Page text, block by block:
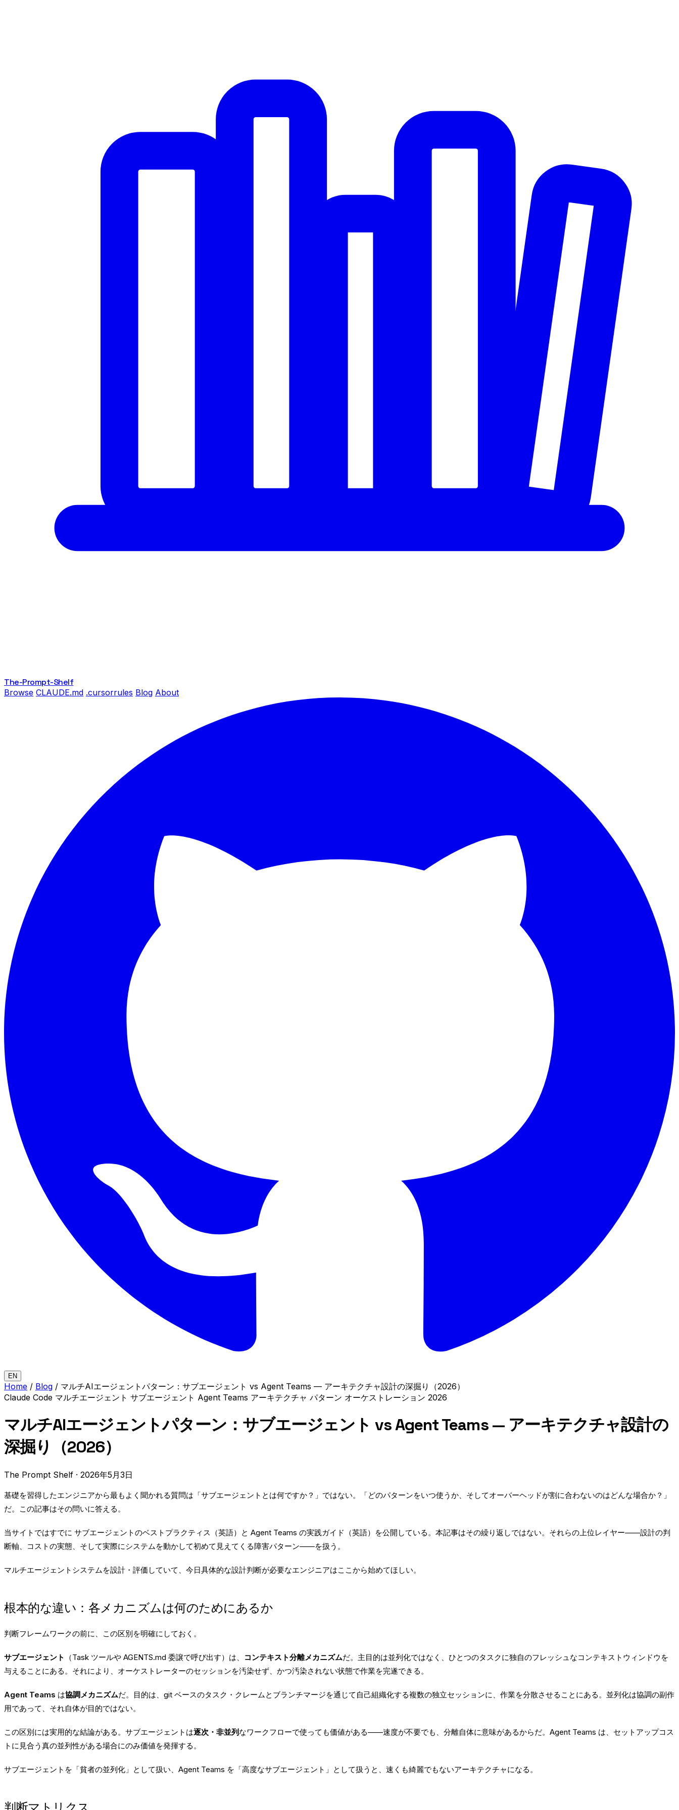
The-Prompt-Shelf
Browse CLAUDE.md .cursorrules Blog About
EN
Home / Blog / マルチAIエージェントパターン：サブエージェント vs Agent Teams — アーキテクチャ設計の深掘り（2026）
Claude Code マルチエージェント サブエージェント Agent Teams アーキテクチャ パターン オーケストレーション 2026
マルチAIエージェントパターン：サブエージェント vs Agent Teams — アーキテクチャ設計の
深掘り（2026）
The Prompt Shelf · 2026年5月3日
基礎を習得したエンジニアから最もよく聞かれる質問は「サブエージェントとは何ですか？」ではない。「どのパターンをいつ使うか、そしてオーバーヘッドが割に合わないのはどんな場合か？」
だ。この記事はその問いに答える。
当サイトではすでに サブエージェントのベストプラクティス （英語）と Agent Teams の実践ガイド （英語）を公開している。本記事はその繰り返しではない。それらの上位レイヤー——設計の判
断軸、コストの実態、そして実際にシステムを動かして初めて見えてくる障害パターン——を扱う。
マルチエージェントシステムを設計・評価していて、今日具体的な設計判断が必要なエンジニアはここから始めてほしい。
根本的な違い：各メカニズムは何のためにあるか
判断フレームワークの前に、この区別を明確にしておく。
サブエージェント （Task ツールや AGENTS.md 委譲で呼び出す）は、 コンテキスト分離メカニズムだ。主目的は並列化ではなく、ひとつのタスクに独自のフレッシュなコンテキストウィンドウを
与えることにある。それにより、オーケストレーターのセッションを汚染せず、かつ汚染されない状態で作業を完遂できる。
Agent Teams は協調メカニズムだ。目的は、git ベースのタスク・クレームとブランチマージを通じて自己組織化する複数の独立セッションに、作業を分散させることにある。並列化は協調の副作
用であって、それ自体が目的ではない。
この区別には実用的な結論がある。サブエージェントは逐次・非並列なワークフローで使っても価値がある——速度が不要でも、分離自体に意味があるからだ。Agent Teams は、セットアップコス
トに見合う真の並列性がある場合にのみ価値を発揮する。
サブエージェントを「貧者の並列化」として扱い、Agent Teams を「高度なサブエージェント」として扱うと、速くも綺麗でもないアーキテクチャになる。